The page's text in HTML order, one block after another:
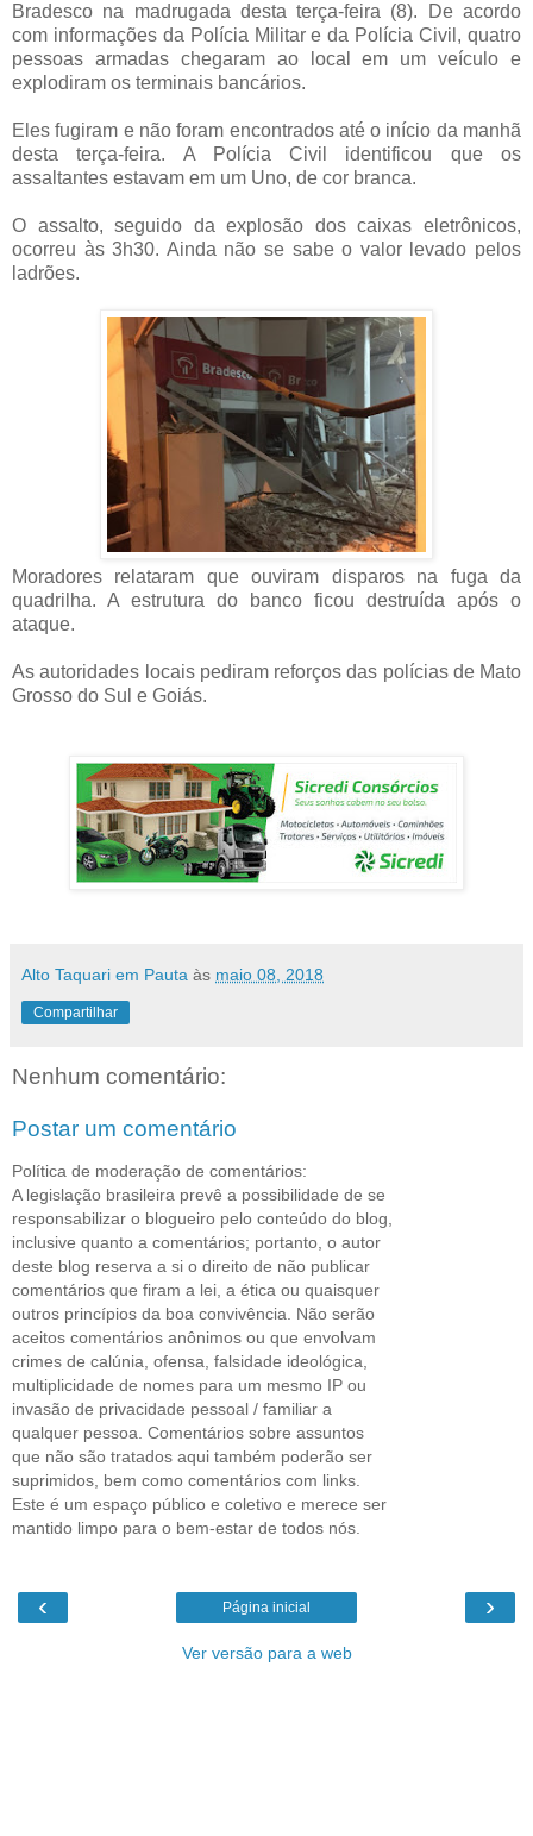
Bradesco na madrugada desta terça-feira (8). De acordo
com informações da Polícia Militar e da Polícia Civil, quatro
pessoas armadas chegaram ao local em um veículo e
explodiram os terminais bancários.
Eles fugiram e não foram encontrados até o início da manhã
desta terça-feira. A Polícia Civil identificou que os
assaltantes estavam em um Uno, de cor branca.
O assalto, seguido da explosão dos caixas eletrônicos,
ocorreu às 3h30. Ainda não se sabe o valor levado pelos
ladrões.
Moradores relataram que ouviram disparos na fuga da
quadrilha. A estrutura do banco ficou destruída após o
ataque.
As autoridades locais pediram reforços das polícias de Mato
Grosso do Sul e Goiás.
Alto Taquari em Pauta às maio 08, 2018
Compartilhar
Nenhum comentário:
Postar um comentário
Política de moderação de comentários:
A legislação brasileira prevê a possibilidade de se
responsabilizar o blogueiro pelo conteúdo do blog,
inclusive quanto a comentários; portanto, o autor
deste blog reserva a si o direito de não publicar
comentários que firam a lei, a ética ou quaisquer
outros princípios da boa convivência. Não serão
aceitos comentários anônimos ou que envolvam
crimes de calúnia, ofensa, falsidade ideológica,
multiplicidade de nomes para um mesmo IP ou
invasão de privacidade pessoal / familiar a
qualquer pessoa. Comentários sobre assuntos
que não são tratados aqui também poderão ser
suprimidos, bem como comentários com links.
Este é um espaço público e coletivo e merece ser
mantido limpo para o bem-estar de todos nós.
‹ ›
Página inicial
Ver versão para a web